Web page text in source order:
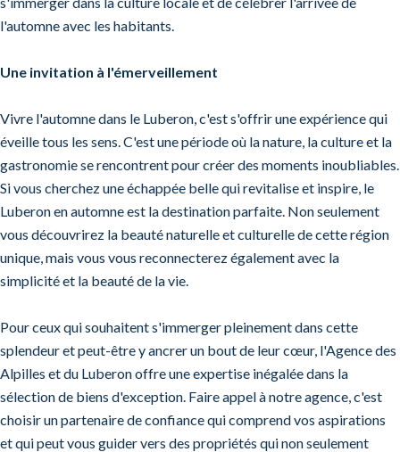
l'automne avec les habitants.
Une invitation à l'émerveillement
Vivre l'automne dans le Luberon, c'est s'offrir une expérience qui
éveille tous les sens. C'est une période où la nature, la culture et la
gastronomie se rencontrent pour créer des moments inoubliables.
Si vous cherchez une échappée belle qui revitalise et inspire, le
Luberon en automne est la destination parfaite. Non seulement
vous découvrirez la beauté naturelle et culturelle de cette région
unique, mais vous vous reconnecterez également avec la
simplicité et la beauté de la vie.
Pour ceux qui souhaitent s'immerger pleinement dans cette
splendeur et peut-être y ancrer un bout de leur cœur, l'Agence des
Alpilles et du Luberon offre une expertise inégalée dans la
sélection de biens d'exception. Faire appel à notre agence, c'est
choisir un partenaire de confiance qui comprend vos aspirations
et qui peut vous guider vers des propriétés qui non seulement